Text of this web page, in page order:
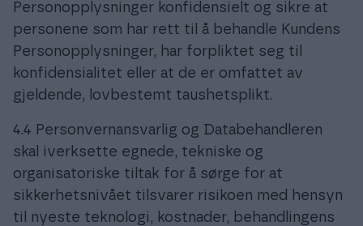
Personopplysninger konfidensielt og sikre at
personene som har rett til å behandle Kundens
Personopplysninger, har forpliktet seg til
konfidensialitet eller at de er omfattet av
gjeldende, lovbestemt taushetsplikt.
4.4 Personvernansvarlig og Databehandleren
skal iverksette egnede, tekniske og
organisatoriske tiltak for å sørge for at
sikkerhetsnivået tilsvarer risikoen med hensyn
til nyeste teknologi, kostnader, behandlingens